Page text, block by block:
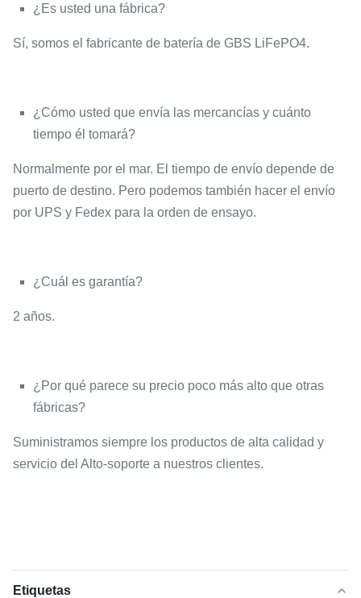
¿Es usted una fábrica?
Sí, somos el fabricante de batería de GBS LiFePO4.
¿Cómo usted que envía las mercancías y cuánto
tiempo él tomará?
Normalmente por el mar. El tiempo de envío depende de
puerto de destino. Pero podemos también hacer el envío
por UPS y Fedex para la orden de ensayo.
¿Cuál es garantía?
2 años.
¿Por qué parece su precio poco más alto que otras
fábricas?
Suministramos siempre los productos de alta calidad y
servicio del Alto-soporte a nuestros clientes.
Etiquetas